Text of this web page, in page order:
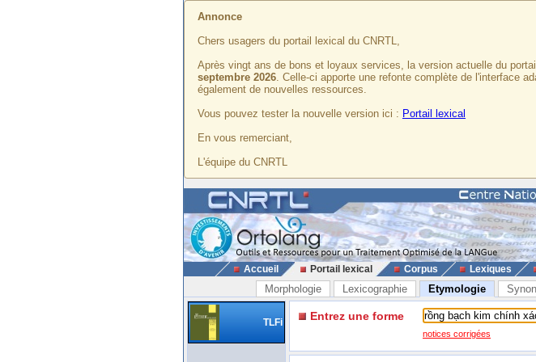
Annonce
Chers usagers du portail lexical du CNRTL,
Après vingt ans de bons et loyaux services, la version actuelle du
septembre 2026. Celle-ci apporte une refonte complète de l'interface
également de nouvelles ressources.
Vous pouvez tester la nouvelle version ici : Portail lexical
En vous remerciant,
L'équipe du CNRTL
Accueil Portail lexical Corpus Lexiques
Morphologie Lexicographie Etymologie
TLFi Entrez une forme
notices corrigées